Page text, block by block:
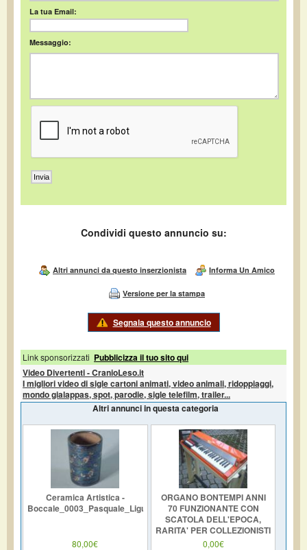
La tua Email:
Messaggio:
Condividi questo annuncio su:
Altri annunci da questo inserzionista Informa Un Amico
Versione per la stampa
Segnala questo annuncio
Link sponsorizzati Pubblicizza il tuo sito qui
Video Divertenti - CranioLeso.it
I migliori video di sigle cartoni animati, video animali, ridoppiaggi,
mondo gialappas, spot, parodie, sigle telefilm, trailer...
Altri annunci in questa categoria
Ceramica Artistica -
Boccale_0003_Pasquale_Liguori
80,00€
ORGANO BONTEMPI ANNI
70 FUNZIONANTE CON
SCATOLA DELL'EPOCA,
RARITA' PER COLLEZIONISTI
0,00€